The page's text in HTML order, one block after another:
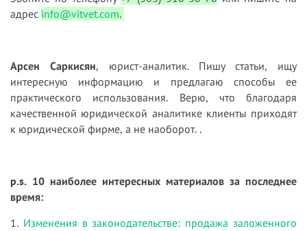
адрес info@vitvet.com.
Арсен Саркисян, юрист-аналитик. Пишу статьи, ищу
интересную информацию и предлагаю способы ее
практического использования. Верю, что благодаря
качественной юридической аналитике клиенты приходят
к юридической фирме, а не наоборот. .
p.s. 10 наиболее интересных материалов за последнее
время:
1. Изменения в законодательстве: продажа заложенного